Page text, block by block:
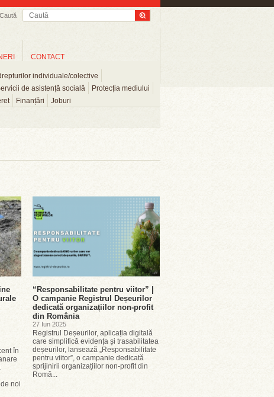
Caută
individuale/colective
de asistență socială
Protecția mediului
Finanțări Joburi
CONTACT
în
noi
“Responsabilitate pentru viitor” |
O campanie Registrul Deșeurilor
dedicată organizațiilor non-profit
din România
27 Iun 2025
Registrul Deșeurilor, aplicația digitală
care simplifică evidența și trasabilitatea
deșeurilor, lansează „Responsabilitate
pentru viitor”, o campanie dedicată
sprijinirii organizațiilor non-profit din
Româ...